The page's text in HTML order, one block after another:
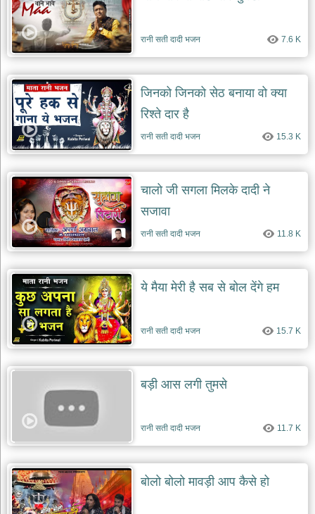
रानी सती दादी भजन 7.6 K
जिनको जिनको सेठ बनाया वो क्या
रिश्ते दार है
रानी सती दादी भजन 15.3 K
चालो जी सगला मिलके दादी ने
सजावा
रानी सती दादी भजन 11.8 K
ये मैया मेरी है सब से बोल देंगे हम
रानी सती दादी भजन 15.7 K
बड़ी आस लगी तुमसे
रानी सती दादी भजन 11.7 K
बोलो बोलो मावड़ी आप कैसे हो